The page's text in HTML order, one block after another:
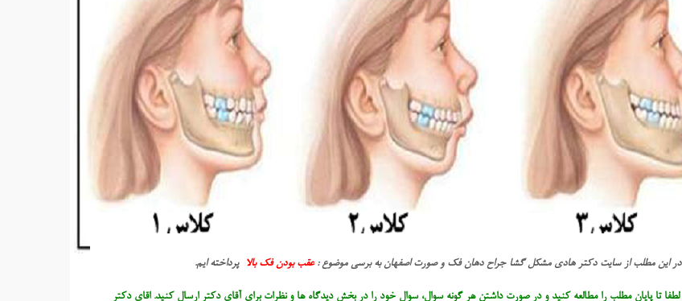
در این مطلب از سایت دکتر هادی مشکل گشا جراح دهان فک و صورت اصفهان به برسی موضوع :عقب بودن فک بالاپرداخته ایم.
لطفا تا پایان مطلب را مطالعه کنید و در صورت داشتن هر گونه سوال، سوال خود را در بخش دیدگاه ها و نظرات برای آقای دکتر ارسال کنید. اقای دکتر